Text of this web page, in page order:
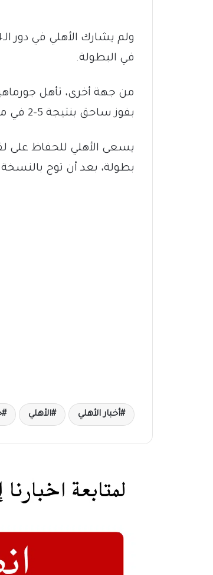
في البطولة.
من جهة أخرى، تأهل
بفوز ساحق بنتيجة 5-2 في مجموع المباراتين.
بطولة، بعد أن توج
أخبار الأهلي الأهلي